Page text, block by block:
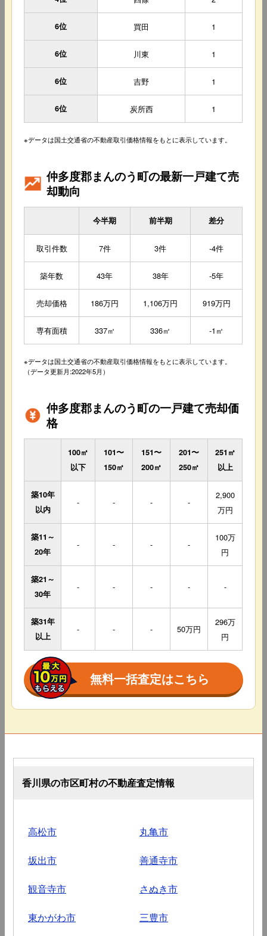
6位 買田 1
6位 川東 1
6位 吉野 1
6位 炭所西 1
※データは国土交通省の不動産取引価格情報をもとに表示しています。
仲多度郡まんのう町の最新一戸建て売
却動向
今半期 前半期 差分
取引件数 7件 3件 -4件
築年数 43年 38年 -5年
売却価格 186万円 1,106万円 919万円
専有面積 337㎡ 336㎡ -1㎡
※データは国土交通省の不動産取引価格情報をもとに表示しています。
（データ更新月:2022年5月）
仲多度郡まんのう町の一戸建て売却価
格
100㎡
以下
101〜
150㎡
151〜
200㎡
201〜
250㎡
251㎡
以上
築10年
以内
- - - -
2,900
万円
築11～
20年
- - - -
100万
円
築21～
30年
- - - - -
築31年
以上
- - - 50万円
296万
円
無料一括査定はこちら
香川県の市区町村の不動産査定情報
高松市 丸亀市
坂出市 善通寺市
観音寺市 さぬき市
東かがわ市 三豊市